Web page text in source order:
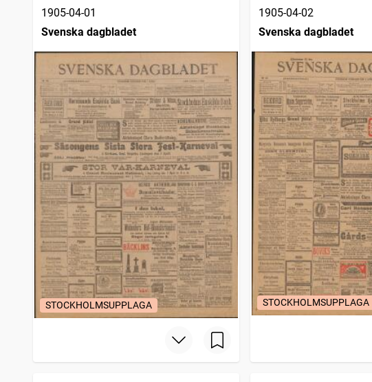
1905-04-01
Svenska dagbladet
STOCKHOLMSUPPLAGA
1905-04-02
Svenska dagbladet
STOCKHOLMSUPPLAGA